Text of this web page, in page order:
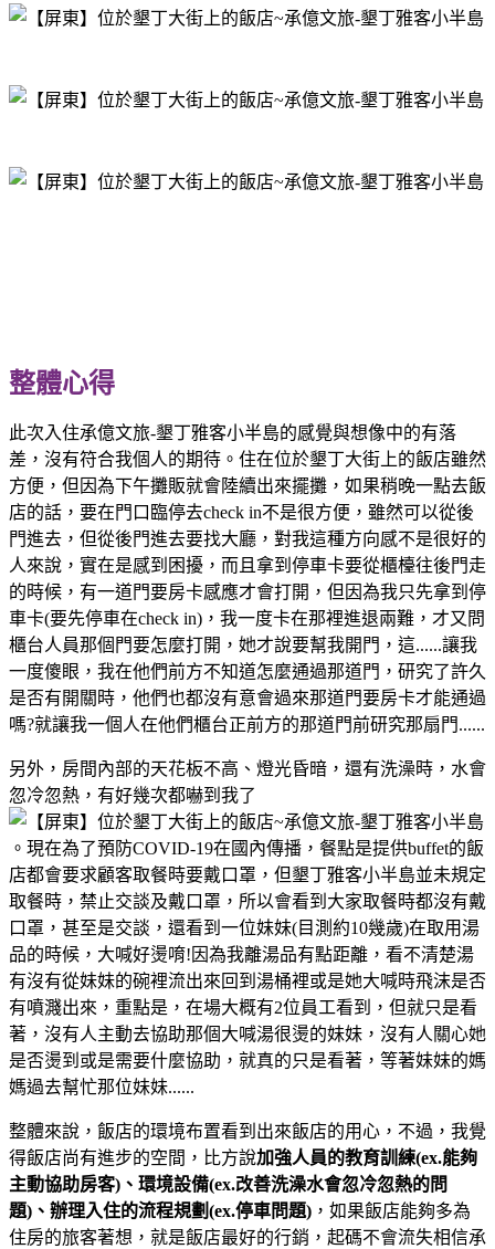
整體心得
此次入住承億文旅-墾丁雅客小半島的感覺與想像中的有落
差，沒有符合我個人的期待。住在位於墾丁大街上的飯店雖然
方便，但因為下午攤販就會陸續出來擺攤，如果稍晚一點去飯
店的話，要在門口臨停去check in不是很方便，雖然可以從後
門進去，但從後門進去要找大廳，對我這種方向感不是很好的
人來說，實在是感到困擾，而且拿到停車卡要從櫃檯往後門走
的時候，有一道門要房卡感應才會打開，但因為我只先拿到停
車卡(要先停車在check in)，我一度卡在那裡進退兩難，才又問
櫃台人員那個門要怎麼打開，她才說要幫我開門，這......讓我
一度傻眼，我在他們前方不知道怎麼通過那道門，研究了許久
是否有開關時，他們也都沒有意會過來那道門要房卡才能通過
嗎?就讓我一個人在他們櫃台正前方的那道門前研究那扇門......
另外，房間內部的天花板不高、燈光昏暗，還有洗澡時，水會
忽冷忽熱，有好幾次都嚇到我了
。現在為了預防COVID-19在國內傳播，餐點是提供buffet的飯
店都會要求顧客取餐時要戴口罩，但墾丁雅客小半島並未規定
取餐時，禁止交談及戴口罩，所以會看到大家取餐時都沒有戴
口罩，甚至是交談，還看到一位妹妹(目測約10幾歲)在取用湯
品的時候，大喊好燙唷!因為我離湯品有點距離，看不清楚湯
有沒有從妹妹的碗裡流出來回到湯桶裡或是她大喊時飛沫是否
有噴濺出來，重點是，在場大概有2位員工看到，但就只是看
著，沒有人主動去協助那個大喊湯很燙的妹妹，沒有人關心她
是否燙到或是需要什麼協助，就真的只是看著，等著妹妹的媽
媽過去幫忙那位妹妹......
整體來說，飯店的環境布置看到出來飯店的用心，不過，我覺
得飯店尚有進步的空間，比方說加強人員的教育訓練(ex.能夠
主動協助房客)、環境設備(ex.改善洗澡水會忽冷忽熱的問
題)、 辦理入住的流程規劃(ex.停車問題) ，如果飯店能夠多為
住房的旅客著想，就是飯店最好的行銷，起碼不會流失相信承